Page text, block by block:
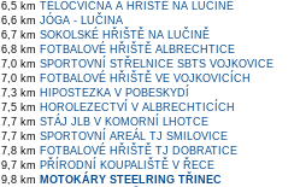
6,5 km TĚLOCVIČNA A HŘIŠTĚ NA LUČINĚ
6,6 km JÓGA - LUČINA
6,7 km SOKOLSKÉ HŘIŠTĚ NA LUČINĚ
6,8 km FOTBALOVÉ HŘIŠTĚ ALBRECHTICE
7,0 km SPORTOVNÍ STŘELNICE SBTS VOJKOVICE
7,0 km FOTBALOVÉ HŘIŠTĚ VE VOJKOVICÍCH
7,3 km HIPOSTEZKA V POBESKYDÍ
7,5 km HOROLEZECTVÍ V ALBRECHTICÍCH
7,7 km STÁJ JLB V KOMORNÍ LHOTCE
7,7 km SPORTOVNÍ AREÁL TJ SMILOVICE
7,8 km FOTBALOVÉ HŘIŠTĚ TJ DOBRATICE
9,7 km PŘÍRODNÍ KOUPALIŠTĚ V ŘECE
9,8 km MOTOKÁRY STEELRING TŘINEC